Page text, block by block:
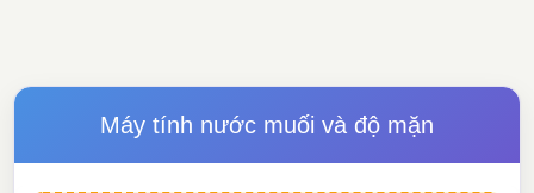
Máy tính nước muối và độ mặn